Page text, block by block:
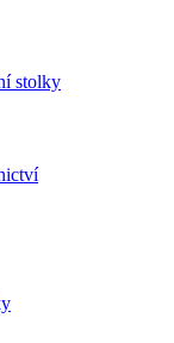
stolky